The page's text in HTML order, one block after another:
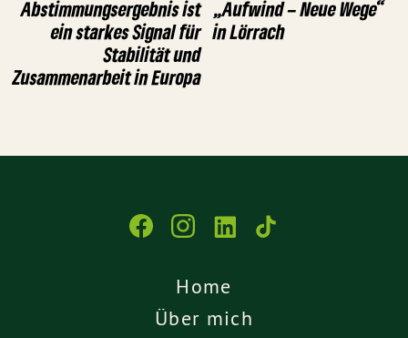
Abstimmungsergebnis ist
ein starkes Signal für
Stabilität und
Zusammenarbeit in Europa
„Aufwind – Neue Wege“
in Lörrach
Home
Über mich